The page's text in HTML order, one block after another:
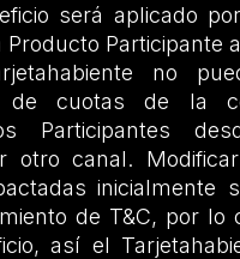
será aplicado
Producto Participante
no
de cuotas de la
Participantes
otro canal.
inicialmente
de T&C, por lo
así el